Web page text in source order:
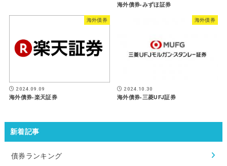
海外債券-みずほ証券
海外債券
2024.09.09
海外債券-楽天証券
海外債券
2024.10.30
海外債券-三菱UFJ証券
新着記事
債券ランキング